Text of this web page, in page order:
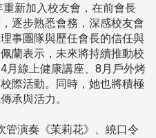
新加入校友會，在前會長
逐步熟悉會務，深感校友會
事團隊與歷任會長的信任與
蘭表示，未來將持續推動校
月線上健康講座、8月戶外烤
際活動。同時，她也將積極
承與活力。
管演奏《茉莉花》、繞口令